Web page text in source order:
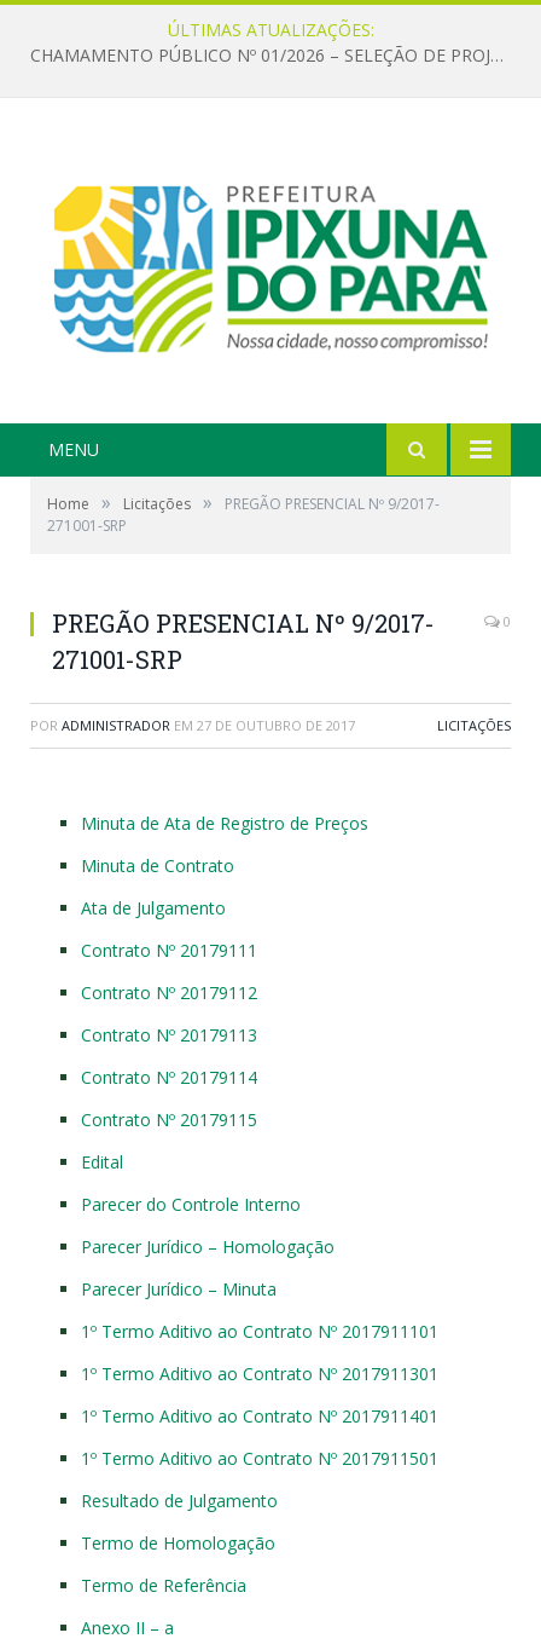
ÚLTIMAS ATUALIZAÇÕES:
CHAMAMENTO PÚBLICO Nº 01/2026 – SELEÇÃO DE PROJETOS PARA FIRMAR TERMO DE EXECUÇÃO CULTURAL COM RECURSOS DA POLÍTICA NACIONAL ALDIR BLANC DE FOMENTO À CULTURA – PNAB (LEI Nº 14.399/2022)
MENU
Home » Licitações »
PREGÃO PRESENCIAL Nº 9/2017-
271001-SRP
PREGÃO PRESENCIAL Nº 9/2017-
271001-SRP
0
POR ADMINISTRADOR EM 27 DE OUTUBRO DE 2017 LICITAÇÕES
Minuta de Ata de Registro de Preços
Minuta de Contrato
Ata de Julgamento
Contrato Nº 20179111
Contrato Nº 20179112
Contrato Nº 20179113
Contrato Nº 20179114
Contrato Nº 20179115
Edital
Parecer do Controle Interno
Parecer Jurídico – Homologação
Parecer Jurídico – Minuta
1º Termo Aditivo ao Contrato Nº 2017911101
1º Termo Aditivo ao Contrato Nº 2017911301
1º Termo Aditivo ao Contrato Nº 2017911401
1º Termo Aditivo ao Contrato Nº 2017911501
Resultado de Julgamento
Termo de Homologação
Termo de Referência
Anexo II – a